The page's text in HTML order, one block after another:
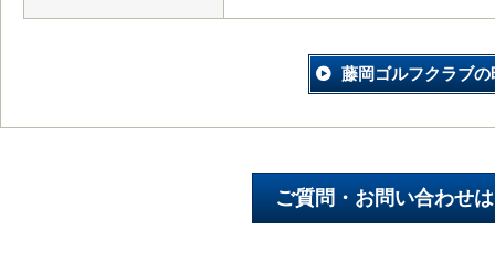
藤岡ゴルフクラブの